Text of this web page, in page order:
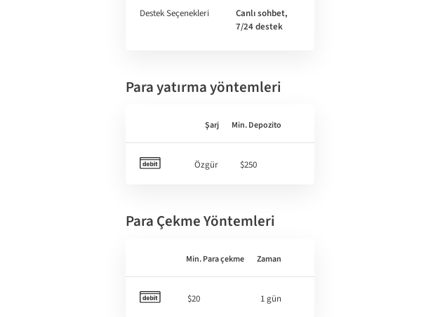
Destek Seçenekleri
Canlı sohbet,
7/24 destek
Para yatırma yöntemleri
Şarj Min. Depozito
Özgür $250
Para Çekme Yöntemleri
Min. Para çekme Zaman
$20 1 gün